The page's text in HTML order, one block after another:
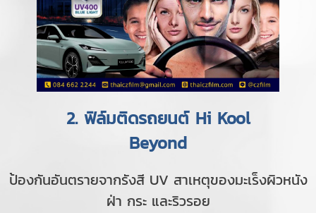
2. ฟิล์มติดรถยนต์ Hi Kool
Beyond
ป้องกันอันตรายจากรังสี UV สาเหตุของมะเร็งผิวหนัง
ฝ่า กระ และริวรอย